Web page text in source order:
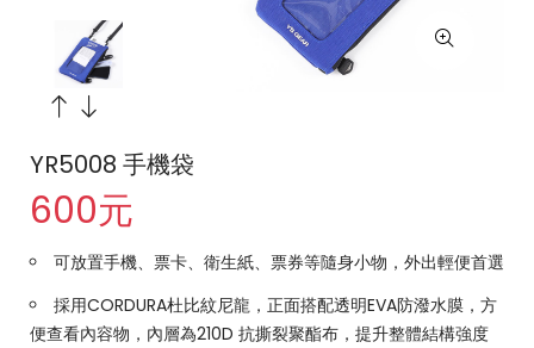
YR5008 手機袋
600元
可放置手機、票卡、衛生紙、票券等隨身小物，外出輕便首選
採用CORDURA杜比紋尼龍，正面搭配透明EVA防潑水膜，方
便查看內容物，內層為210D 抗撕裂聚酯布，提升整體結構強度